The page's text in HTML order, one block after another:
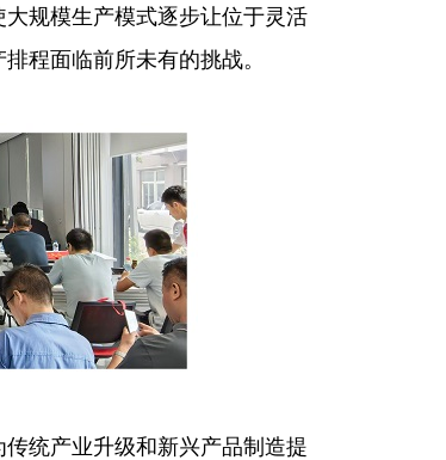
规模生产模式逐步让位于灵活
程面临前所未有的挑战。
统产业升级和新兴产品制造提